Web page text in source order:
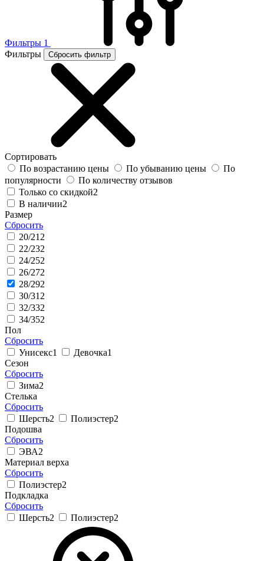
Фильтры 1
Фильтры
Сбросить фильтр
Сортировать
По возрастанию цены
По убыванию цены
По
популярности
По количеству отзывов
Только со скидкой2
В наличии2
Размер
Сбросить
20/21 2
22/232
24/252
26/272
28/292
30/31 2
32/332
34/352
Пол
Сбросить
Унисекс1 Девочка1
Сезон
Сбросить
Зима2
Стелька
Сбросить
Шерсть2 Полиэстер2
Подошва
Сбросить
ЭВА2
Материал верха
Сбросить
Полиэстер2
Подкладка
Сбросить
Шерсть2 Полиэстер2